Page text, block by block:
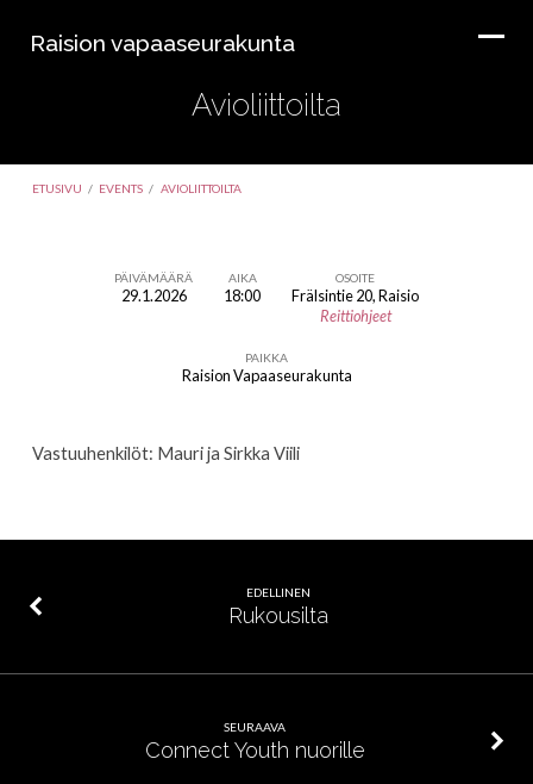
Raision vapaaseurakunta
Avioliittoilta
ETUSIVU / EVENTS / AVIOLIITTOILTA
PÄIVÄMÄÄRÄ
29.1.2026
AIKA
18:00
OSOITE
Frälsintie 20, Raisio
Reittiohjeet
PAIKKA
Raision Vapaaseurakunta
Vastuuhenkilöt: Mauri ja Sirkka Viili
EDELLINEN
Rukousilta
SEURAAVA
Connect Youth nuorille